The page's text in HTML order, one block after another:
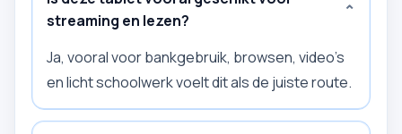
streaming en lezen?
⌄
Ja, vooral voor bankgebruik, browsen, video’s
en licht schoolwerk voelt dit als de juiste route.